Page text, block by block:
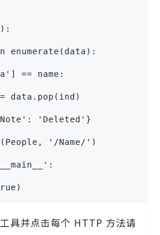
enumerate(data):
== name:
data.pop(ind)
'Deleted'}
'/Name/')
具并点击每个 HTTP 方法请